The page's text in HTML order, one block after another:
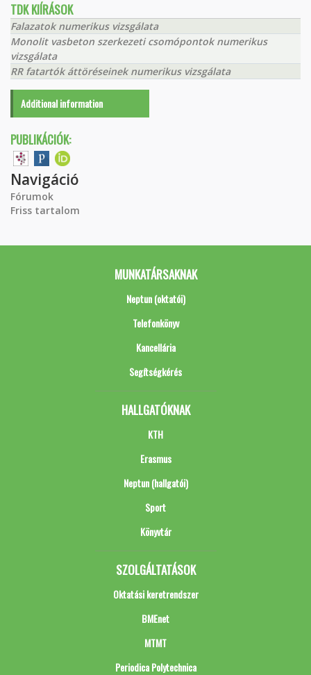
TDK KIÍRÁSOK
Falazatok numerikus vizsgálata
Monolit vasbeton szerkezeti csomópontok numerikus
vizsgálata
RR fatartók áttöréseinek numerikus vizsgálata
Additional information
PUBLIKÁCIÓK:
Navigáció
Fórumok
Friss tartalom
MUNKATÁRSAKNAK
Neptun (oktatói)
Telefonkönyv
Kancellária
Segítségkérés
HALLGATÓKNAK
KTH
Erasmus
Neptun (hallgatói)
Sport
Könyvtár
SZOLGÁLTATÁSOK
Oktatási keretrendszer
BMEnet
MTMT
Periodica Polytechnica